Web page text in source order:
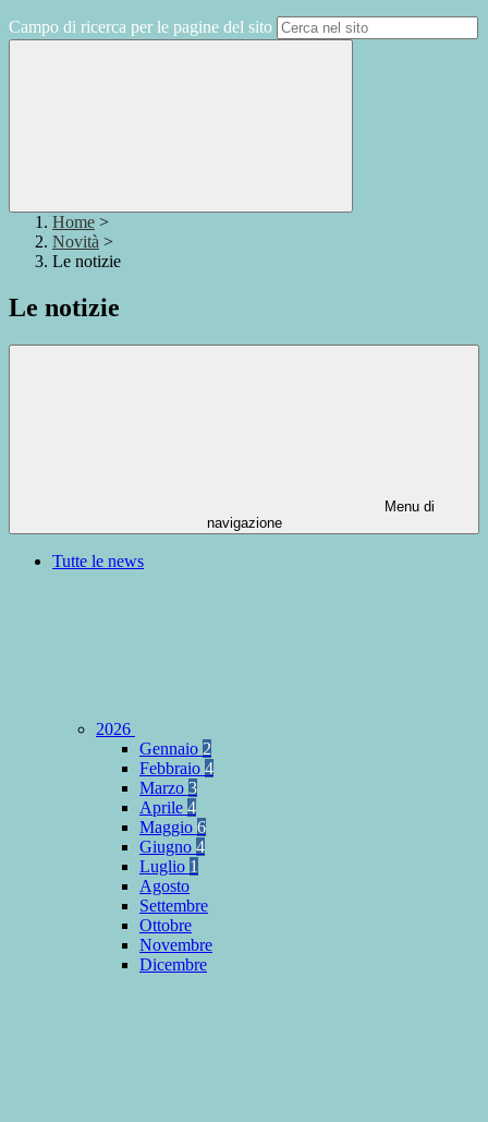
Campo di ricerca per le pagine del sito
Home >
Novità >
Le notizie
Le notizie
Menu di
navigazione
Tutte le news
2026
Gennaio 2
Febbraio 4
Marzo 3
Aprile 4
Maggio 6
Giugno 4
Luglio 1
Agosto
Settembre
Ottobre
Novembre
Dicembre